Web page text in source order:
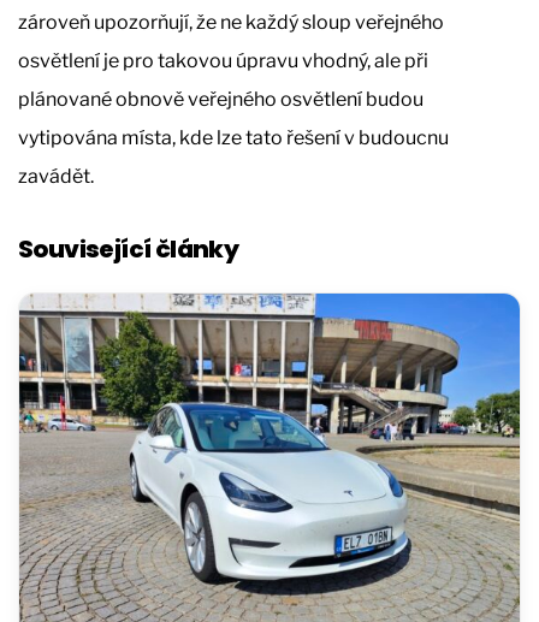
zároveň upozorňují, že ne každý sloup veřejného
osvětlení je pro takovou úpravu vhodný, ale při
plánované obnově veřejného osvětlení budou
vytipována místa, kde lze tato řešení v budoucnu
zavádět.
Související články